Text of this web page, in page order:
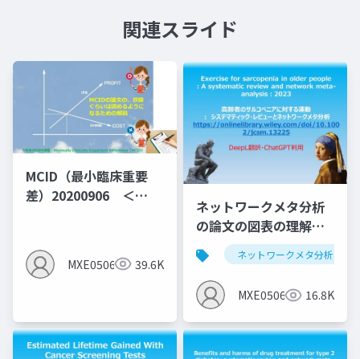
関連スライド
MCID（最小臨床重要
差）20200906 ＜
明となっている＞
MXE05064 39.6K
ネットワークメタ分析
の論文の図表の理解し
よう第1弾：サルコペニ
アと運動のNMA
ネットワークメタ分析
MXE05064 16.8K